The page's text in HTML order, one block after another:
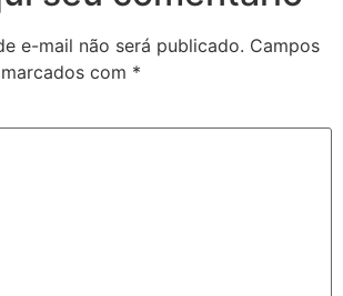
e-mail não será publicado. Campos
com *